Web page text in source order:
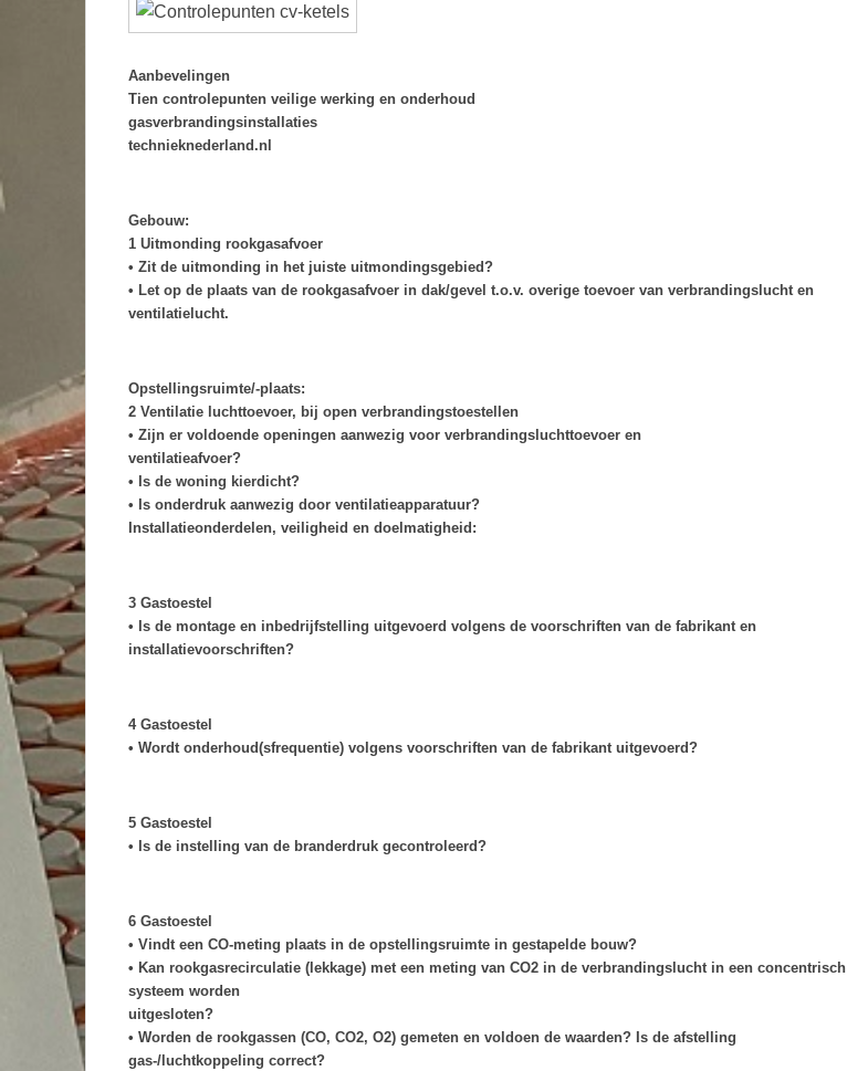
Aanbevelingen
Tien controlepunten veilige werking en onderhoud
gasverbrandingsinstallaties
technieknederland.nl
Gebouw:
1 Uitmonding rookgasafvoer
• Zit de uitmonding in het juiste uitmondingsgebied?
• Let op de plaats van de rookgasafvoer in dak/gevel t.o.v. overige toevoer van verbrandingslucht en
ventilatielucht.
Opstellingsruimte/-plaats:
2 Ventilatie luchttoevoer, bij open verbrandingstoestellen
• Zijn er voldoende openingen aanwezig voor verbrandingsluchttoevoer en
ventilatieafvoer?
• Is de woning kierdicht?
• Is onderdruk aanwezig door ventilatieapparatuur?
Installatieonderdelen, veiligheid en doelmatigheid:
3 Gastoestel
• Is de montage en inbedrijfstelling uitgevoerd volgens de voorschriften van de fabrikant en
installatievoorschriften?
4 Gastoestel
• Wordt onderhoud(sfrequentie) volgens voorschriften van de fabrikant uitgevoerd?
5 Gastoestel
• Is de instelling van de branderdruk gecontroleerd?
6 Gastoestel
• Vindt een CO-meting plaats in de opstellingsruimte in gestapelde bouw?
• Kan rookgasrecirculatie (lekkage) met een meting van CO2 in de verbrandingslucht in een concentrisch
systeem worden
uitgesloten?
• Worden de rookgassen (CO, CO2, O2) gemeten en voldoen de waarden? Is de afstelling
gas-/luchtkoppeling correct?